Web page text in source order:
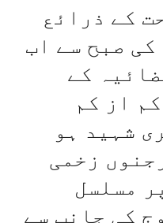
کے ذرائع
کی صبح سے اب
کے
از کم
شہری شہید ہو
زخمی
مسلسل
کی جانب سے